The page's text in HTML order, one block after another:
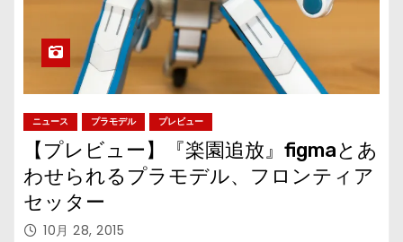
ニュース プラモデル プレビュー
【プレビュー】『楽園追放』figmaとあ
わせられるプラモデル、フロンティア
セッター
10月 28, 2015